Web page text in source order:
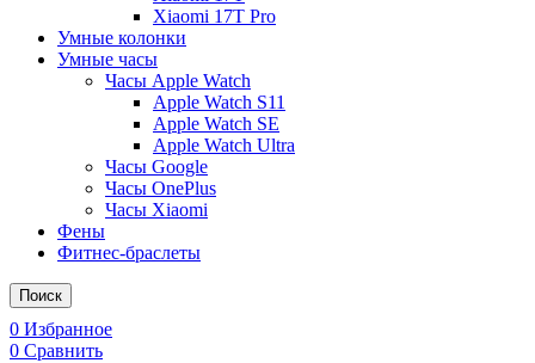
Xiaomi 17T Pro
Умные колонки
Умные часы
Часы Apple Watch
Apple Watch S11
Apple Watch SE
Apple Watch Ultra
Часы Google
Часы OnePlus
Часы Xiaomi
Фены
Фитнес-браслеты
Поиск
0 Избранное
0 Сравнить